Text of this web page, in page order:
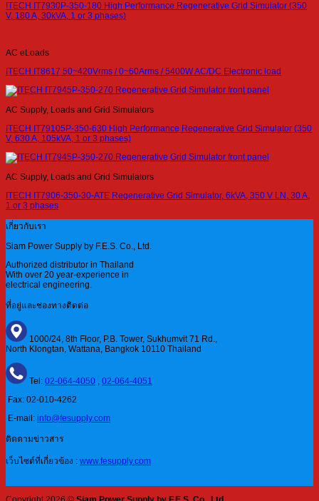
ITECH IT7930P-350-180 High Performance Regenerative Grid Simulator (350
V, 180 A, 30kVA, 1 or 3 phases)
AC eLoads
ITECH IT8617 50~420Vrms / 0~60Arms / 5400W AC/DC Electronic load
AC Supply, Loads and Grid Simulators
ITECH IT79105P-350-630 High Performance Regenerative Grid Simulator (350
V, 630 A, 105kVA, 1 or 3 phases)
AC Supply, Loads and Grid Simulators
ITECH IT7906-350-30-ATE Regenerative Grid Simulator, 6kVA, 350 V LN, 30 A,
1 or 3 phases
เกี่ยวกับเรา
Siam Power Supply by F.E.S. Co., Ltd.
Authorized distributor in Thailand
With over 20 year-experience in
electrical engineering.
ที่อยู่และช่องทางติดต่อ
1000/24, 8th Floor, P.B. Tower, Sukhumvit 71 Rd.,
North Klongtan, Wattana, Bangkok 10110 Thailand
Tel: 02-064-4050 , 02-064-4051
Fax: 02-010-4262
E-mail: info@fesupply.com
ติดตามข่าวสาร
เว็บไซต์ที่เกี่ยวข้อง : www.fesupply.com